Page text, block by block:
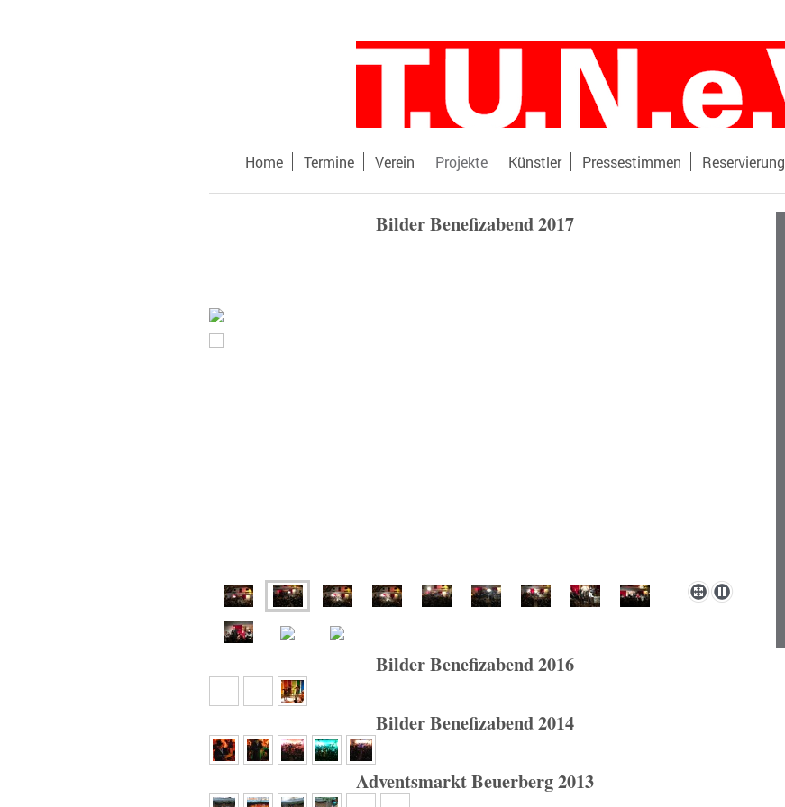
Home Termine Verein Projekte Künstler Pressestimmen Reservierung
Bilder Benefizabend 2017
Bilder Benefizabend 2016
Bilder Benefizabend 2014
Adventsmarkt Beuerberg 2013